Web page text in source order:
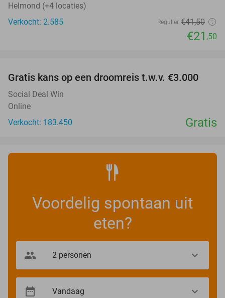
Helmond (+4 locaties)
Verkocht: 2.585
Regulier €41,50
€21 ,50
Gratis kans op een droomreis t.w.v. €3.000
Social Deal Win
Online
Verkocht: 183.450
Gratis
Voordelig spontaan uit
eten?